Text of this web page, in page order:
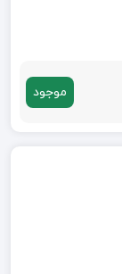
موجود